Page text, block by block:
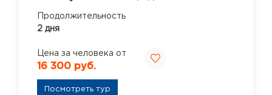
Продолжительность
2 дня
Цена за человека от
16 300 руб.
Посмотреть тур